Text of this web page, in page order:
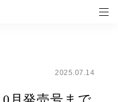
2025.07.14